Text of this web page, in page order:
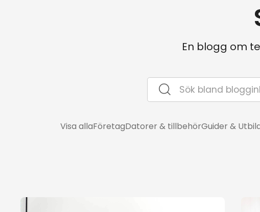
En blogg om
Visa allaFöretagDatorer & tillbehörGuider &